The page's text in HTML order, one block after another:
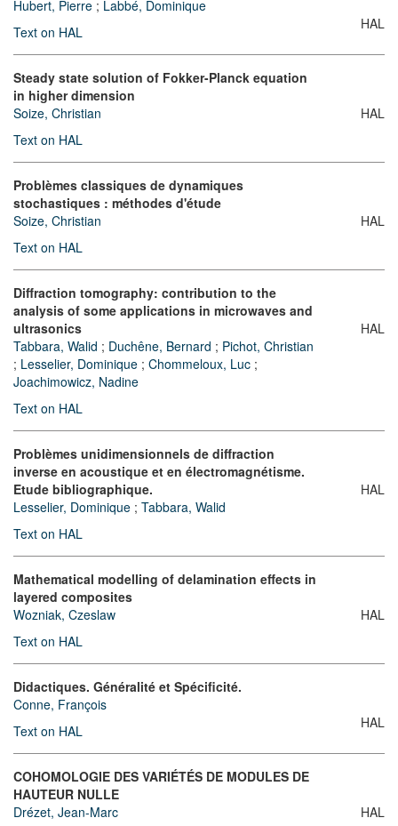
Hubert, Pierre ; Labbé, Dominique
Text on HAL
HAL
Steady state solution of Fokker-Planck equation
in higher dimension
Soize, Christian
Text on HAL
HAL
Problèmes classiques de dynamiques
stochastiques : méthodes d'étude
Soize, Christian
Text on HAL
HAL
Diffraction tomography: contribution to the
analysis of some applications in microwaves and
ultrasonics
Tabbara, Walid ; Duchêne, Bernard ; Pichot, Christian
; Lesselier, Dominique ; Chommeloux, Luc ;
Joachimowicz, Nadine
Text on HAL
HAL
Problèmes unidimensionnels de diffraction
inverse en acoustique et en électromagnétisme.
Etude bibliographique.
Lesselier, Dominique ; Tabbara, Walid
Text on HAL
HAL
Mathematical modelling of delamination effects in
layered composites
Wozniak, Czeslaw
Text on HAL
HAL
Didactiques. Généralité et Spécificité.
Conne, François
Text on HAL
HAL
COHOMOLOGIE DES VARIÉTÉS DE MODULES DE
HAUTEUR NULLE
Drézet, Jean-Marc
HAL